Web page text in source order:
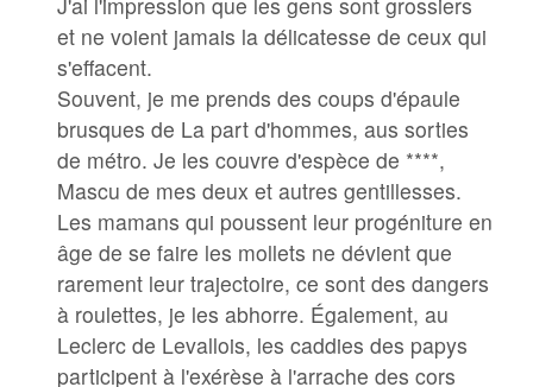
et ne voient jamais la délicatesse de ceux qui
s'effacent.
Souvent, je me prends des coups d'épaule
brusques de La part d'hommes, aus sorties
de métro. Je les couvre d'espèce de ****,
Mascu de mes deux et autres gentillesses.
Les mamans qui poussent leur progéniture en
âge de se faire les mollets ne dévient que
rarement leur trajectoire, ce sont des dangers
à roulettes, je les abhorre. Également, au
Leclerc de Levallois, les caddies des papys
participent à l'exérèse à l'arrache des cors